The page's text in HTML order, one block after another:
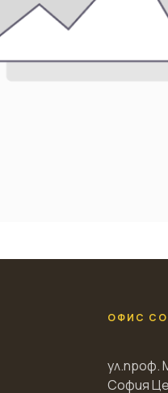
ОФИС
ул.проф.
София